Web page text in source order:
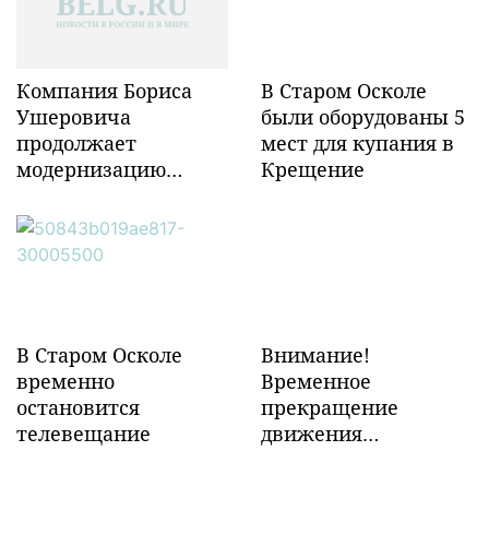
Компания Бориса
Ушеровича
продолжает
модернизацию
инфраструктуры в
Забайкалье
В Старом Осколе
были оборудованы 5
мест для купания в
Крещение
В Старом Осколе
временно
остановится
телевещание
Внимание!
Временное
прекращение
движения